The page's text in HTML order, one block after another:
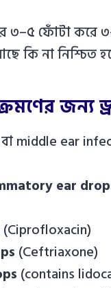
৩–৫ ফোঁটা করে
কি না নিশ্চিত
জন্য
middle ear
ear
(Ciprofloxacin)
(Ceftriaxone)
(contains